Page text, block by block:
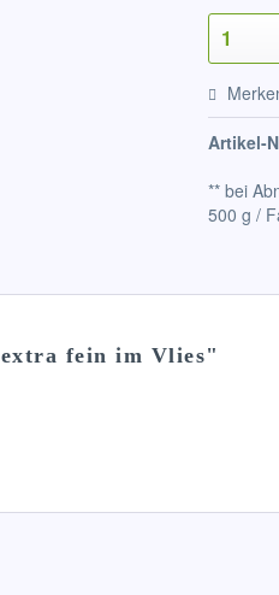
Artikel-
** bei
500 g /
fein im Vlies"